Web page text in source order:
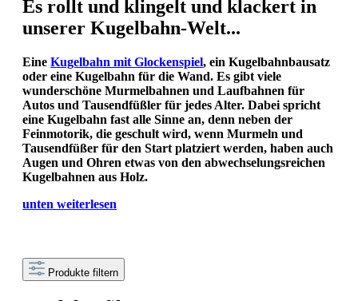
Es rollt und klingelt und klackert in
unserer Kugelbahn-Welt...
Eine Kugelbahn mit Glockenspiel, ein Kugelbahnbausatz
oder eine Kugelbahn für die Wand. Es gibt viele
wunderschöne Murmelbahnen und Laufbahnen für
Autos und Tausendfüßler für jedes Alter. Dabei spricht
eine Kugelbahn fast alle Sinne an, denn neben der
Feinmotorik, die geschult wird, wenn Murmeln und
Tausendfüßer für den Start platziert werden, haben auch
Augen und Ohren etwas von den abwechselungsreichen
Kugelbahnen aus Holz.
unten weiterlesen
Produkte filtern